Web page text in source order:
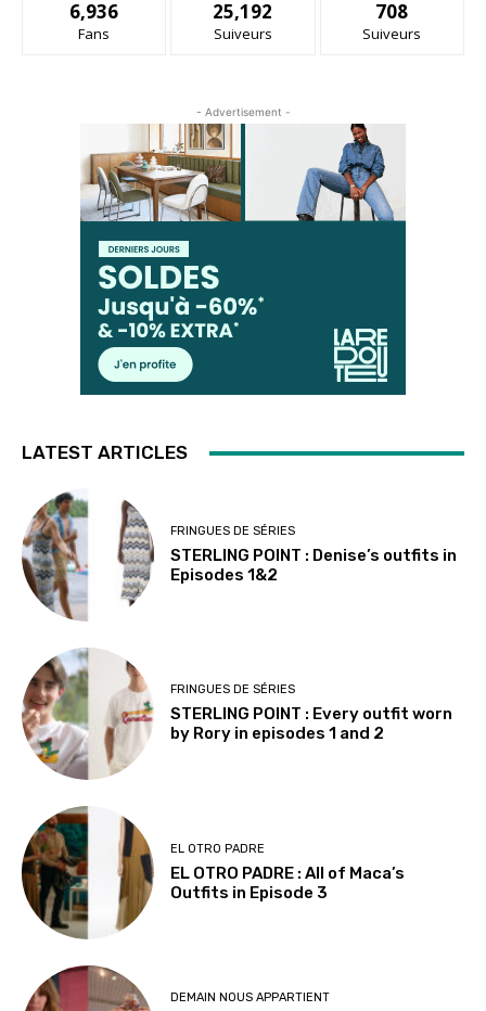
6,936
Fans
25,192
Suiveurs
708
Suiveurs
- Advertisement -
LATEST ARTICLES
FRINGUES DE SÉRIES
STERLING POINT : Denise’s outfits in
Episodes 1&2
FRINGUES DE SÉRIES
STERLING POINT : Every outfit worn
by Rory in episodes 1 and 2
EL OTRO PADRE
EL OTRO PADRE : All of Maca’s
Outfits in Episode 3
DEMAIN NOUS APPARTIENT